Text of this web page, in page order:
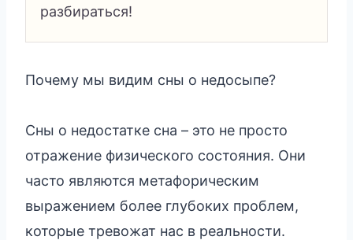
разбираться!
Почему мы видим сны о недосыпе?
Сны о недостатке сна – это не просто
отражение физического состояния. Они
часто являются метафорическим
выражением более глубоких проблем,
которые тревожат нас в реальности.